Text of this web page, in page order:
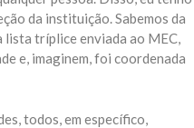
da instituição. Sabemos da
lista tríplice enviada ao MEC,
e, imaginem, foi coordenada
todos, em específico,